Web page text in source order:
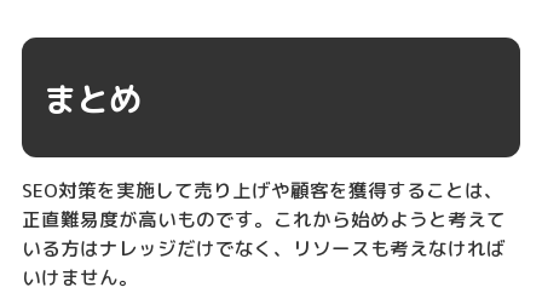
まとめ
SEO対策を実施して売り上げや顧客を獲得することは、
正直難易度が高いものです。これから始めようと考えて
いる方はナレッジだけでなく、リソースも考えなければ
いけません。